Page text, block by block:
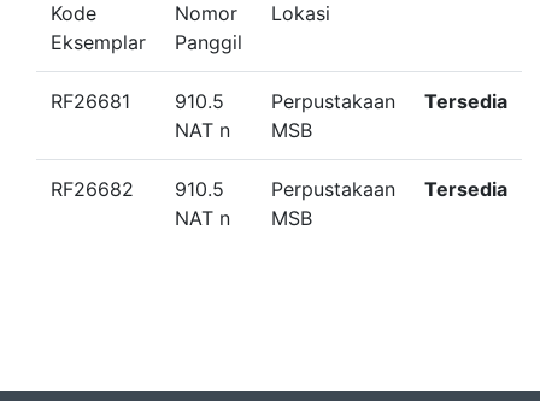
Kode
Eksemplar
Nomor
Panggil
Lokasi
RF26681
910.5
NAT n
Perpustakaan
MSB
Tersedia
RF26682
910.5
NAT n
Perpustakaan
MSB
Tersedia